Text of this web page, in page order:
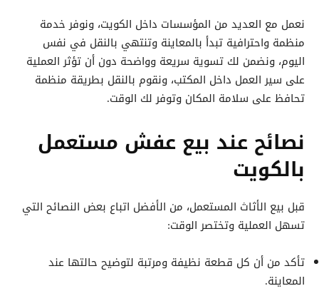
نعمل مع العديد من المؤسسات داخل الكويت، ونوفر خدمة
منظمة واحترافية تبدأ بالمعاينة وتنتهي بالنقل في نفس
اليوم، ونضمن لك تسوية سريعة وواضحة دون أن تؤثر العملية
على سير العمل داخل المكتب، ونقوم بالنقل بطريقة منظمة
تحافظ على سلامة المكان وتوفر لك الوقت.
نصائح عند بيع عفش مستعمل
بالكويت
قبل بيع الأثاث المستعمل، من الأفضل اتباع بعض النصائح التي
تسهل العملية وتختصر الوقت:
تأكد من أن كل قطعة نظيفة ومرتبة لتوضيح حالتها عند
المعاينة.